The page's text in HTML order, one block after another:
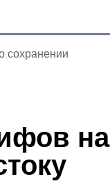
сохранении
на